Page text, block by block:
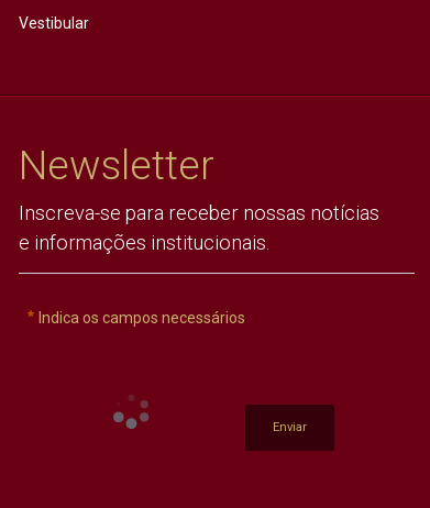
Vestibular
Newsletter
Inscreva-se para receber nossas notícias
e informações institucionais.
Indica os campos necessários
Enviar